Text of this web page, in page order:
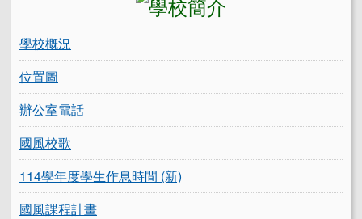
學校概況
位置圖
辦公室電話
國風校歌
114學年度學生作息時間 (新)
國風課程計畫